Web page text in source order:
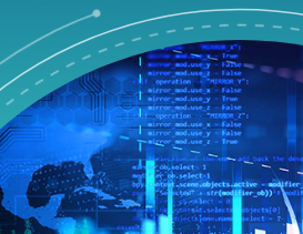
推動科技應用
公營機構試用計劃
推進新型工業化及發展新質生產
新型工業加速計劃
新型工業化支援計劃
創科產業引導基金
大學科技初創企業資助計劃
知識產權安排指引
加速器
用
力
發
作
金
化
務